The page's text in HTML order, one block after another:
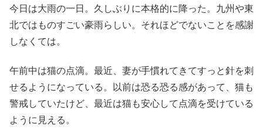
今日は大雨の一日。久しぶりに本格的に降った。九州や東
北ではものすごい豪雨らしい。それほどでないことを感謝
しなくては。
午前中は猫の点滴。最近、妻が手慣れてきてすっと針を刺
せるようになっている。以前は恐る恐る感があって、猫も
警戒していたけど、最近は猫も安心して点滴を受けている
ように見える。